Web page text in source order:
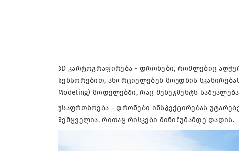
3D კარტოგრაფირება - დრონები, რომლებიც
სენსორებით, ახორციელებენ მოედნის
Modeling) მოდელებში, რაც მენეჯმენტს
უსაფრთხოება - დრონები ინსპექტირებას
შემცველია, რითაც რისკები მინიმუმამდე დადის.